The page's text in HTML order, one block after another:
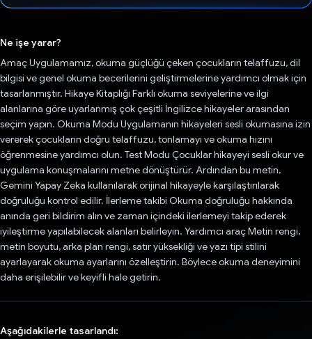
Ne işe yarar?
Amaç Uygulamamız, okuma güçlüğü çeken çocukların telaffuzu, dil
bilgisi ve genel okuma becerilerini geliştirmelerine yardımcı olmak için
tasarlanmıştır. Hikaye Kitaplığı Farklı okuma seviyelerine ve ilgi
alanlarına göre uyarlanmış çok çeşitli İngilizce hikayeler arasından
seçim yapın. Okuma Modu Uygulamanın hikayeleri sesli okumasına izin
vererek çocukların doğru telaffuzu, tonlamayı ve okuma hızını
öğrenmesine yardımcı olun. Test Modu Çocuklar hikayeyi sesli okur ve
uygulama konuşmalarını metne dönüştürür. Ardından bu metin,
Gemini Yapay Zeka kullanılarak orijinal hikayeyle karşılaştırılarak
doğruluğu kontrol edilir. İlerleme takibi Okuma doğruluğu hakkında
anında geri bildirim alın ve zaman içindeki ilerlemeyi takip ederek
iyileştirme yapılabilecek alanları belirleyin. Yardımcı araç Metin rengi,
metin boyutu, arka plan rengi, satır yüksekliği ve yazı tipi stilini
ayarlayarak okuma ayarlarını özelleştirin. Böylece okuma deneyimini
daha erişilebilir ve keyifli hale getirin.
Aşağıdakilerle tasarlandı: